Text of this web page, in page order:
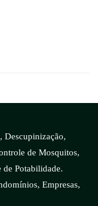
Descupinização,
de Mosquitos,
de Potabilidade.
Empresas,